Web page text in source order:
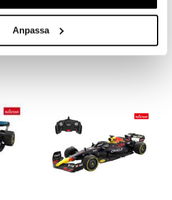
Anpassa
Perfekt helikopter for nybegynnerpiloter.
kr 599